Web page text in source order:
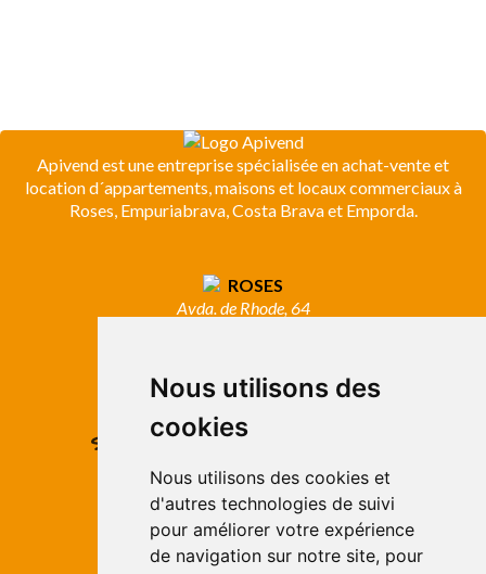
Nous utilisons des
cookies
Nous utilisons des cookies et
d'autres technologies de suivi
pour améliorer votre expérience
de navigation sur notre site, pour
Apivend est une entreprise spécialisée en achat-vente et
location d´appartements, maisons et locaux commerciaux à
Roses, Empuriabrava, Costa Brava et Emporda.
ROSES
Avda. de Rhode, 64
info@apivend.com
Suivez-